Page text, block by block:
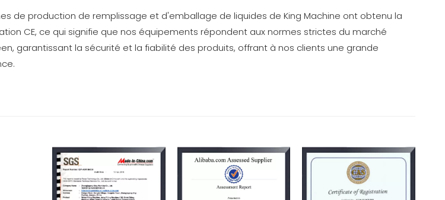
de production de remplissage et d'emballage de liquides de King Machine ont obtenu la
CE, ce qui signifie que nos équipements répondent aux normes strictes du marché
garantissant la sécurité et la fiabilité des produits, offrant à nos clients une grande